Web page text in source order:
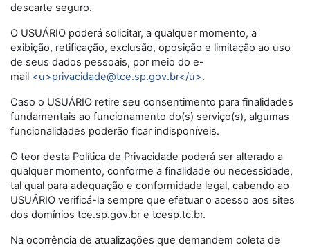
descarte seguro.
O USUÁRIO poderá solicitar, a qualquer momento, a
exibição, retificação, exclusão, oposição e limitação ao uso
de seus dados pessoais, por meio do e-
mail <u>privacidade@tce.sp.gov.br</u>.
Caso o USUÁRIO retire seu consentimento para finalidades
fundamentais ao funcionamento do(s) serviço(s), algumas
funcionalidades poderão ficar indisponíveis.
O teor desta Política de Privacidade poderá ser alterado a
qualquer momento, conforme a finalidade ou necessidade,
tal qual para adequação e conformidade legal, cabendo ao
USUÁRIO verificá-la sempre que efetuar o acesso aos sites
dos domínios tce.sp.gov.br e tcesp.tc.br.
Na ocorrência de atualizações que demandem coleta de